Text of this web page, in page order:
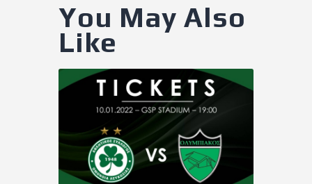
You May Also
Like